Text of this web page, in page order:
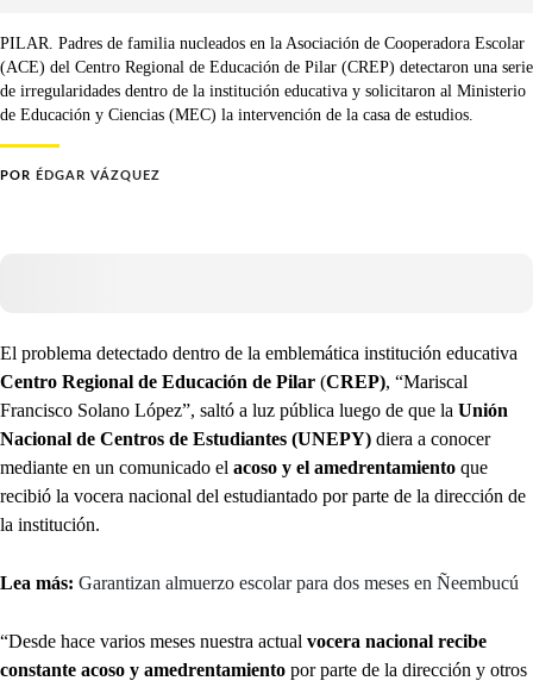
PILAR. Padres de familia nucleados en la Asociación de Cooperadora Escolar
(ACE) del Centro Regional de Educación de Pilar (CREP) detectaron una serie
de irregularidades dentro de la institución educativa y solicitaron al Ministerio
de Educación y Ciencias (MEC) la intervención de la casa de estudios.
POR ÉDGAR VÁZQUEZ
El problema detectado dentro de la emblemática institución educativa
Centro Regional de Educación de Pilar (CREP), “Mariscal
Francisco Solano López”, saltó a luz pública luego de que la Unión
Nacional de Centros de Estudiantes (UNEPY) diera a conocer
mediante en un comunicado el acoso y el amedrentamiento que
recibió la vocera nacional del estudiantado por parte de la dirección de
la institución.
Lea más: Garantizan almuerzo escolar para dos meses en Ñeembucú
“Desde hace varios meses nuestra actual vocera nacional recibe
constante acoso y amedrentamiento por parte de la dirección y otros